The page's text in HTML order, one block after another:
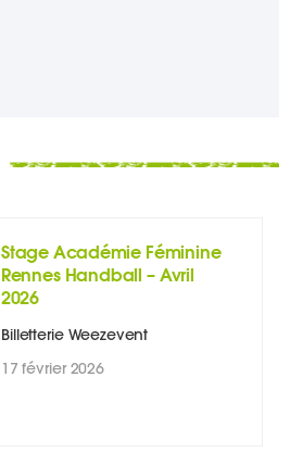
Stage Académie Féminine
Rennes Handball – Avril
2026
Billetterie Weezevent
17 février 2026